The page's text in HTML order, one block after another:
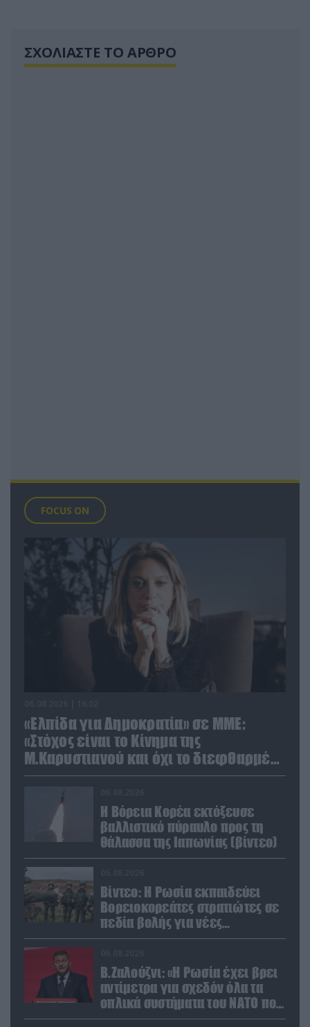
ΣΧΟΛΙΑΣΤΕ ΤΟ ΑΡΘΡΟ
FOCUS ON
«Ελπίδα για Δημοκρατία» σε ΜΜΕ:
«Στόχος είναι το Κίνημα της
Μ.Καρυστιανού και όχι το διεφθαρμένο
σύστημα εξουσίας»
Η Βόρεια Κορέα εκτόξευσε
βαλλιστικό πύραυλο προς τη
θάλασσα της Ιαπωνίας (βίντεο)
Βίντεο: Η Ρωσία εκπαιδεύει
Βορειοκορεάτες στρατιώτες σε
πεδία βολής για νέες
επιχειρήσεις
Β.Ζαλούζνι: «Η Ρωσία έχει βρει
αντίμετρα για σχεδόν όλα τα
οπλικά συστήματα του ΝΑΤΟ που
χρησιμοποιεί η Ουκρανία»